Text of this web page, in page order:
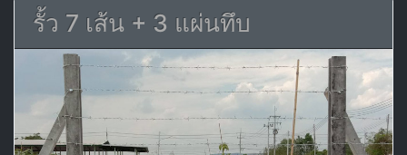
รั้ว 7 เส้น + 3 แผ่นทึบ